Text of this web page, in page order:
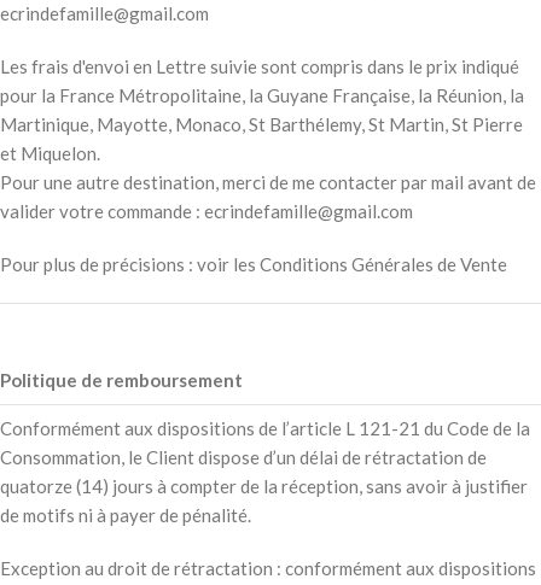
ecrindefamille@gmail.com
Les frais d'envoi en Lettre suivie sont compris dans le prix indiqué
pour la France Métropolitaine, la Guyane Française, la Réunion, la
Martinique, Mayotte, Monaco, St Barthélemy, St Martin, St Pierre
et Miquelon.
Pour une autre destination, merci de me contacter par mail avant de
valider votre commande : ecrindefamille@gmail.com
Pour plus de précisions : voir les Conditions Générales de Vente
Politique de remboursement
Conformément aux dispositions de l’article L 121-21 du Code de la
Consommation, le Client dispose d’un délai de rétractation de
quatorze (14) jours à compter de la réception, sans avoir à justifier
de motifs ni à payer de pénalité.
Exception au droit de rétractation : conformément aux dispositions